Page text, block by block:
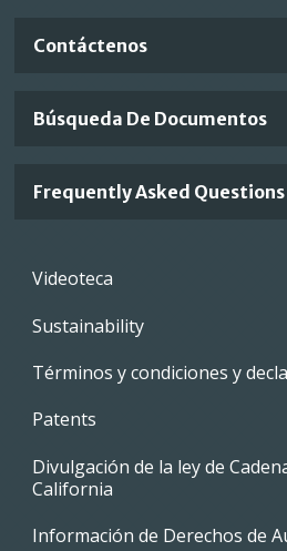
Contáctenos
Búsqueda De Documentos
Frequently Asked Questions
Footer
Videoteca
Sustainability
Términos y condiciones y
Patents
Divulgación de la ley de
California
Información de Derechos de